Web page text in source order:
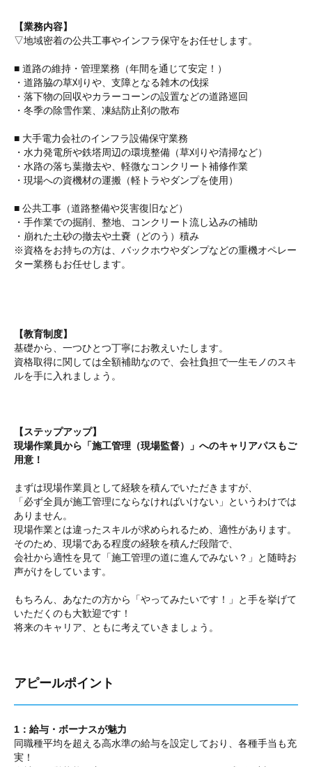
【業務内容】
▽地域密着の公共工事やインフラ保守をお任せします。
■ 道路の維持・管理業務（年間を通じて安定！）
・道路脇の草刈りや、支障となる雑木の伐採
・落下物の回収やカラーコーンの設置などの道路巡回
・冬季の除雪作業、凍結防止剤の散布
■ 大手電力会社のインフラ設備保守業務
・水力発電所や鉄塔周辺の環境整備（草刈りや清掃など）
・水路の落ち葉撤去や、軽微なコンクリート補修作業
・現場への資機材の運搬（軽トラやダンプを使用）
■ 公共工事（道路整備や災害復旧など）
・手作業での掘削、整地、コンクリート流し込みの補助
・崩れた土砂の撤去や土嚢（どのう）積み
※資格をお持ちの方は、バックホウやダンプなどの重機オペレー
ター業務もお任せします。
【教育制度】
基礎から、一つひとつ丁寧にお教えいたします。
資格取得に関しては全額補助なので、会社負担で一生モノのスキ
ルを手に入れましょう。
【ステップアップ】
現場作業員から「施工管理（現場監督）」へのキャリアパスもご
用意！
まずは現場作業員として経験を積んでいただきますが、
「必ず全員が施工管理にならなければいけない」というわけでは
ありません。
現場作業とは違ったスキルが求められるため、適性があります。
そのため、現場である程度の経験を積んだ段階で、
会社から適性を見て「施工管理の道に進んでみない？」と随時お
声がけをしています。
もちろん、あなたの方から「やってみたいです！」と手を挙げて
いただくのも大歓迎です！
将来のキャリア、ともに考えていきましょう。
アピールポイント
1：給与・ボーナスが魅力
同職種平均を超える高水準の給与を設定しており、各種手当も充
実！